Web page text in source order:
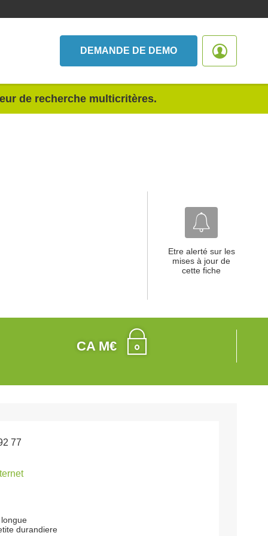
DEMANDE DE DEMO
de recherche multicritères.
Etre alerté sur les
mises à jour de
cette fiche
CA M€
77
durandiere